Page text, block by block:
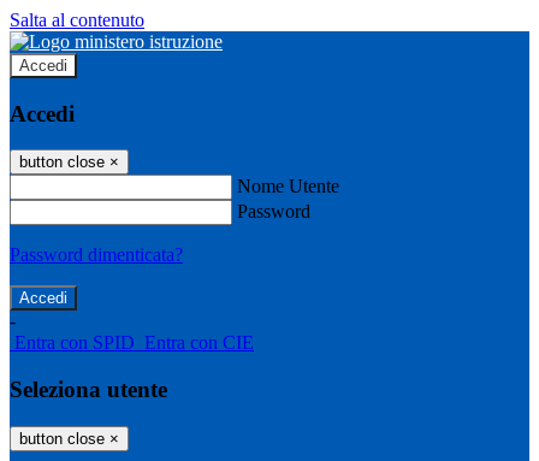
Salta al contenuto
Accedi
Accedi
button close ×
Nome Utente
Password
Password dimenticata?
-
Entra con SPID Entra con CIE
Seleziona utente
button close ×